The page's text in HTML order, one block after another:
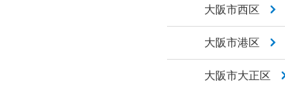
大阪市西区
大阪市港区
大阪市大正区